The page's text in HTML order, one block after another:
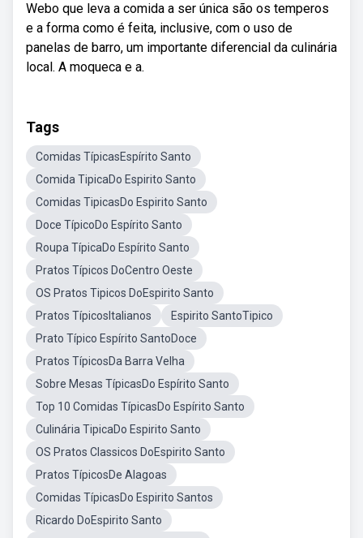
Webo que leva a comida a ser única são os temperos
e a forma como é feita, inclusive, com o uso de
panelas de barro, um importante diferencial da culinária
local. A moqueca e a.
Tags
Comidas TípicasEspírito Santo
Comida TipicaDo Espirito Santo
Comidas TipicasDo Espirito Santo
Doce TípicoDo Espírito Santo
Roupa TípicaDo Espírito Santo
Pratos Típicos DoCentro Oeste
OS Pratos Tipicos DoEspirito Santo
Pratos TípicosItalianos
Espirito SantoTipico
Prato Típico Espírito SantoDoce
Pratos TípicosDa Barra Velha
Sobre Mesas TípicasDo Espírito Santo
Top 10 Comidas TípicasDo Espírito Santo
Culinária TipicaDo Espirito Santo
OS Pratos Classicos DoEspirito Santo
Pratos TípicosDe Alagoas
Comidas TípicasDo Espirito Santos
Ricardo DoEspirito Santo